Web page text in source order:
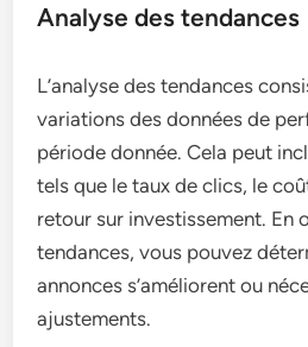
Analyse des tendances
L’analyse des tendances
variations des données de
période donnée. Cela peut
tels que le taux de clics, le
retour sur investissement. En
tendances, vous pouvez
annonces s’améliorent ou
ajustements.